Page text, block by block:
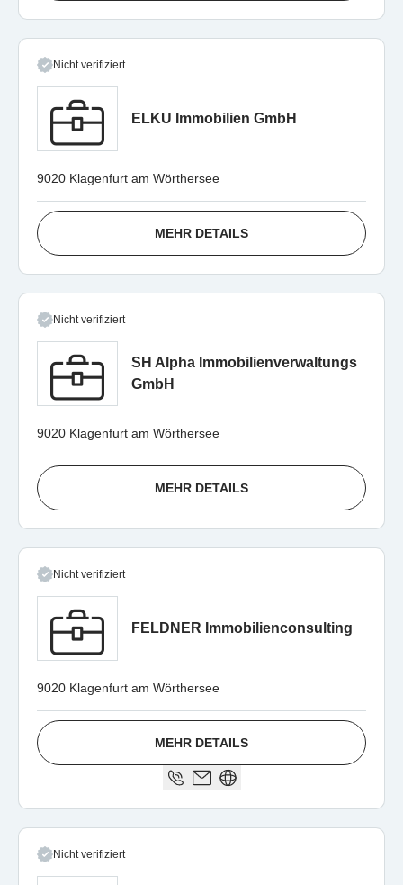
Nicht verifiziert
ELKU Immobilien GmbH
9020 Klagenfurt am Wörthersee
MEHR DETAILS
Nicht verifiziert
SH Alpha Immobilienverwaltungs
GmbH
9020 Klagenfurt am Wörthersee
MEHR DETAILS
Nicht verifiziert
FELDNER Immobilienconsulting
9020 Klagenfurt am Wörthersee
MEHR DETAILS
Nicht verifiziert